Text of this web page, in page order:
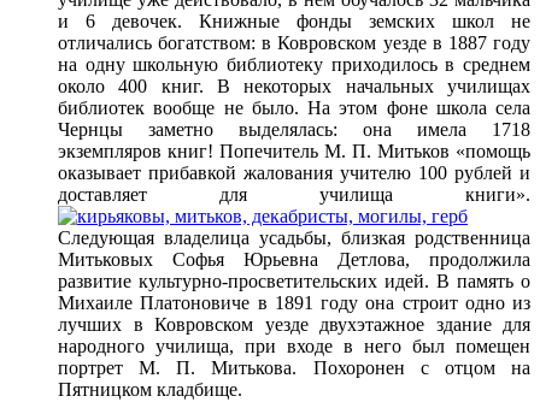
и 6 девочек. Книжные фонды земских школ не
отличались богатством: в Ковровском уезде в 1887 году
на одну школьную библиотеку приходилось в среднем
около 400 книг. В некоторых начальных училищах
библиотек вообще не было. На этом фоне школа села
Чернцы заметно выделялась: она имела 1718
экземпляров книг! Попечитель М. П. Митьков «помощь
оказывает прибавкой жалования учителю 100 рублей и
доставляет для училища книги».
Следующая владелица усадьбы, близкая родственница
Митьковых Софья Юрьевна Детлова, продолжила
развитие культурно-просветительских идей. В память о
Михаиле Платоновиче в 1891 году она строит одно из
лучших в Ковровском уезде двухэтажное здание для
народного училища, при входе в него был помещен
портрет М. П. Митькова. Похоронен с отцом на
Пятницком кладбище.